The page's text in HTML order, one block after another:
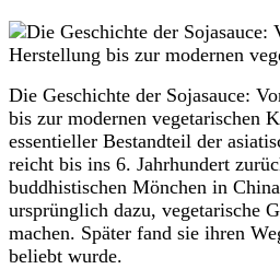
Die Geschichte der Sojasauce:
bis zur modernen vegetarischen
essentieller Bestandteil der
reicht bis ins 6. Jahrhundert
buddhistischen Mönchen in
ursprünglich dazu, vegetarische
machen. Später fand sie ihren
beliebt wurde.